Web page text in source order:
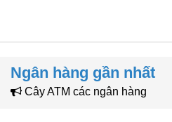
Ngân hàng gần nhất
Cây ATM các ngân hàng